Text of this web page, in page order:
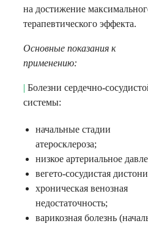
на достижение
терапевтического эффекта.
Основные показания к
применению:
| Болезни сердечно-
системы:
начальные стадии
атеросклероза;
низкое артериальное
вегето-сосудистая
хроническая венозная
недостаточность;
варикозная болезнь